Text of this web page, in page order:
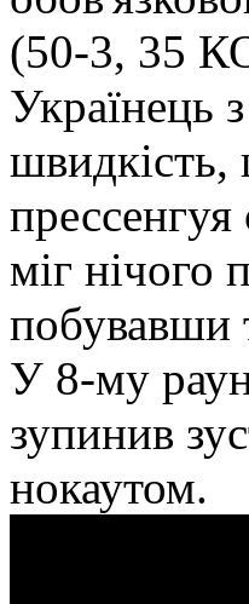
(50-3, 35
Українець
швидкість,
міг нічого
побувавши
У 8-му
зупинив
нокаутом.